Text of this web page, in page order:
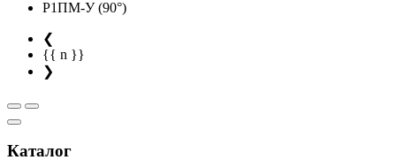
Р1ПМ-У (90°)
❮
{{ n }}
❯
Каталог